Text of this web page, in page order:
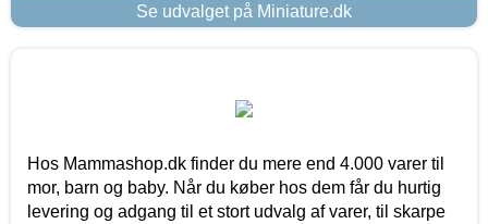
Se udvalget på Miniature.dk
Hos Mammashop.dk finder du mere end 4.000 varer til
mor, barn og baby. Når du køber hos dem får du hurtig
levering og adgang til et stort udvalg af varer, til skarpe